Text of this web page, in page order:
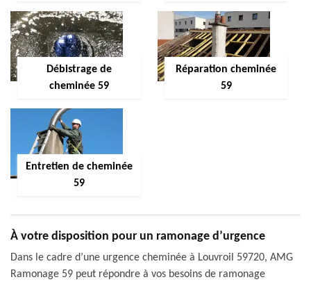
Débistrage de
cheminée 59
Réparation cheminée
59
Entretien de cheminée
59
À votre disposition pour un ramonage d’urgence
Dans le cadre d’une urgence cheminée à Louvroil 59720, AMG
Ramonage 59 peut répondre à vos besoins de ramonage